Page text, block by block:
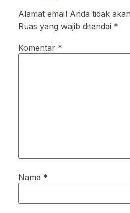
Alamat email Anda tidak
Ruas yang wajib ditandai *
Komentar *
Nama *